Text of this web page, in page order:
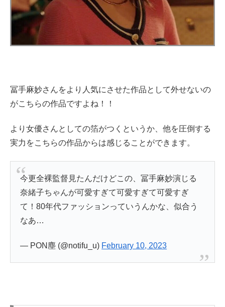
冨手麻妙さんをより人気にさせた作品として外せないの
がこちらの作品ですよね！！
より女優さんとしての箔がつくというか、他を圧倒する
実力をこちらの作品からは感じることができます。
今更全裸監督見たんだけどこの、冨手麻妙演じる
奈緒子ちゃんが可愛すぎて可愛すぎて可愛すぎ
て！80年代ファッションっていうんかな、似合う
なあ…
— PON塵 (@notifu_u) February 10, 2023